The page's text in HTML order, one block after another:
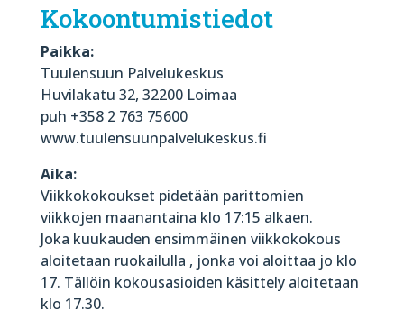
Kokoontumistiedot
Paikka:
Tuulensuun Palvelukeskus
Huvilakatu 32, 32200 Loimaa
puh +358 2 763 75600
www.tuulensuunpalvelukeskus.fi
Aika:
Viikkokokoukset pidetään parittomien
viikkojen maanantaina klo 17:15 alkaen.
Joka kuukauden ensimmäinen viikkokokous
aloitetaan ruokailulla , jonka voi aloittaa jo klo
17. Tällöin kokousasioiden käsittely aloitetaan
klo 17.30.